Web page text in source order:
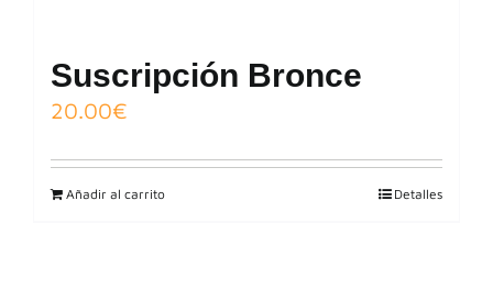
Suscripción Bronce
20.00€
Añadir al carrito Detalles